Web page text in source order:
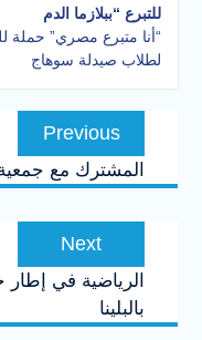
للتبرع “ببلازما الدم
“أنا متبرع مصري” حملة
لطلاب صيدلة سوهاج
تصفّح
المقالاتPrevious
المشترك مع
Next
الرياضية في
بالبلينا